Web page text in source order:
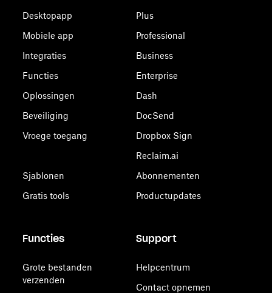
Desktopapp
Mobiele app
Integraties
Functies
Oplossingen
Beveiliging
Vroege toegang
Sjablonen
Gratis tools
Plus
Professional
Business
Enterprise
Dash
DocSend
Dropbox Sign
Reclaim.ai
Abonnementen
Productupdates
Functies
Grote bestanden
verzenden
Support
Helpcentrum
Contact opnemen